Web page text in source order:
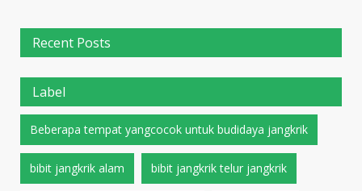
Recent Posts
Label
Beberapa tempat yangcocok untuk budidaya jangkrik
bibit jangkrik alam bibit jangkrik telur jangkrik